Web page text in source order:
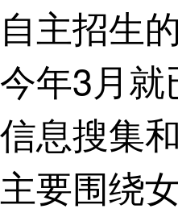
自主招生
今年3月就
信息搜集
主要围绕